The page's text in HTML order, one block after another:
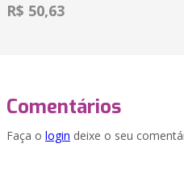
R$ 50,63
Comentários
Faça o login deixe o seu